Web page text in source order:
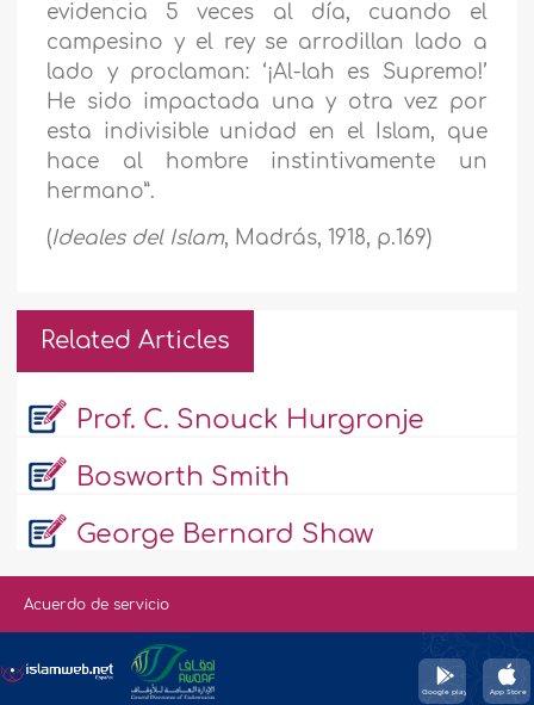
evidencia 5 veces al día, cuando el
campesino y el rey se arrodillan lado a
lado y proclaman: ‘¡Al-lah es Supremo!’
He sido impactada una y otra vez por
esta indivisible unidad en el Islam, que
hace al hombre instintivamente un
hermano”.
(Ideales del Islam, Madrás, 1918, p.169)
Related Articles
Prof. C. Snouck Hurgronje
Bosworth Smith
George Bernard Shaw
Acuerdo de servicio